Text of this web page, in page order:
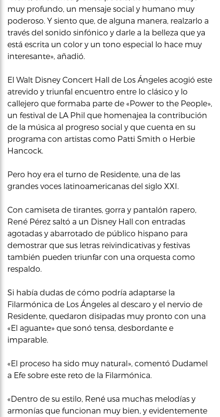
muy profundo, un mensaje social y humano muy
poderoso. Y siento que, de alguna manera, realzarlo a
través del sonido sinfónico y darle a la belleza que ya
está escrita un color y un tono especial lo hace muy
interesante», añadió.
El Walt Disney Concert Hall de Los Ángeles acogió este
atrevido y triunfal encuentro entre lo clásico y lo
callejero que formaba parte de «Power to the People»,
un festival de LA Phil que homenajea la contribución
de la música al progreso social y que cuenta en su
programa con artistas como Patti Smith o Herbie
Hancock.
Pero hoy era el turno de Residente, una de las
grandes voces latinoamericanas del siglo XXI.
Con camiseta de tirantes, gorra y pantalón rapero,
René Pérez saltó a un Disney Hall con entradas
agotadas y abarrotado de público hispano para
demostrar que sus letras reivindicativas y festivas
también pueden triunfar con una orquesta como
respaldo.
Si había dudas de cómo podría adaptarse la
Filarmónica de Los Ángeles al descaro y el nervio de
Residente, quedaron disipadas muy pronto con una
«El aguante» que sonó tensa, desbordante e
imparable.
«El proceso ha sido muy natural», comentó Dudamel
a Efe sobre este reto de la Filarmónica.
«Dentro de su estilo, René usa muchas melodías y
armonías que funcionan muy bien, y evidentemente